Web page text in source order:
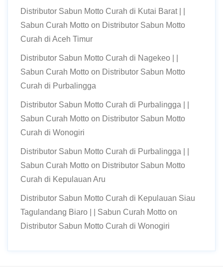
Distributor Sabun Motto Curah di Kutai Barat | |
Sabun Curah Motto on Distributor Sabun Motto
Curah di Aceh Timur
Distributor Sabun Motto Curah di Nagekeo | |
Sabun Curah Motto on Distributor Sabun Motto
Curah di Purbalingga
Distributor Sabun Motto Curah di Purbalingga | |
Sabun Curah Motto on Distributor Sabun Motto
Curah di Wonogiri
Distributor Sabun Motto Curah di Purbalingga | |
Sabun Curah Motto on Distributor Sabun Motto
Curah di Kepulauan Aru
Distributor Sabun Motto Curah di Kepulauan Siau
Tagulandang Biaro | | Sabun Curah Motto on
Distributor Sabun Motto Curah di Wonogiri